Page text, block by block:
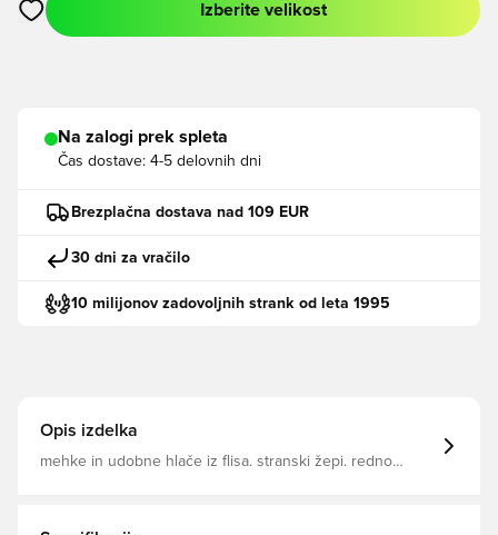
Odpre Modal za prijavo ali vpis kot član
Izberite velikost
Na zalogi prek spleta
Čas dostave: 4-5 delovnih dni
Brezplačna dostava nad 109 EUR
30 dni za vračilo
10 milijonov zadovoljnih strank od leta 1995
Opis izdelka
mehke in udobne hlače iz flisa. stranski žepi. redno